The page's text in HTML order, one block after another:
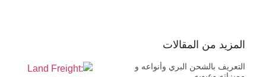
المزيد من المقالات
التعريف بالشحن البري وأنواعه و